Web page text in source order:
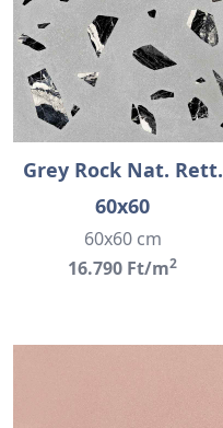
Grey Rock Nat. Rett.
60x60
60x60 cm
16.790 Ft/m2